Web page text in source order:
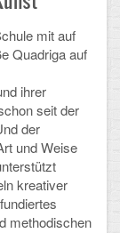
mit auf
Quadriga auf
ihrer
seit der
der
und Weise
kreativer
methodischen